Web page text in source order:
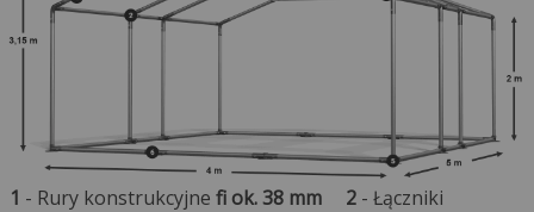
1 - Rury konstrukcyjne fi ok. 38 mm 2- Łączniki